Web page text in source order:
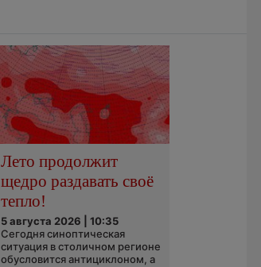
Лето продолжит
щедро раздавать своё
тепло!
5 августа 2026 | 10:35
Сегодня синоптическая
ситуация в столичном регионе
обусловится антициклоном, а